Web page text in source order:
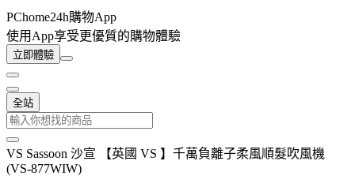
PChome24h購物App
使用App享受更優質的購物體驗
立即體驗
全站
VS Sassoon 沙宣 【英國 VS 】千萬負離子柔風順髮吹風機
(VS-877WIW)